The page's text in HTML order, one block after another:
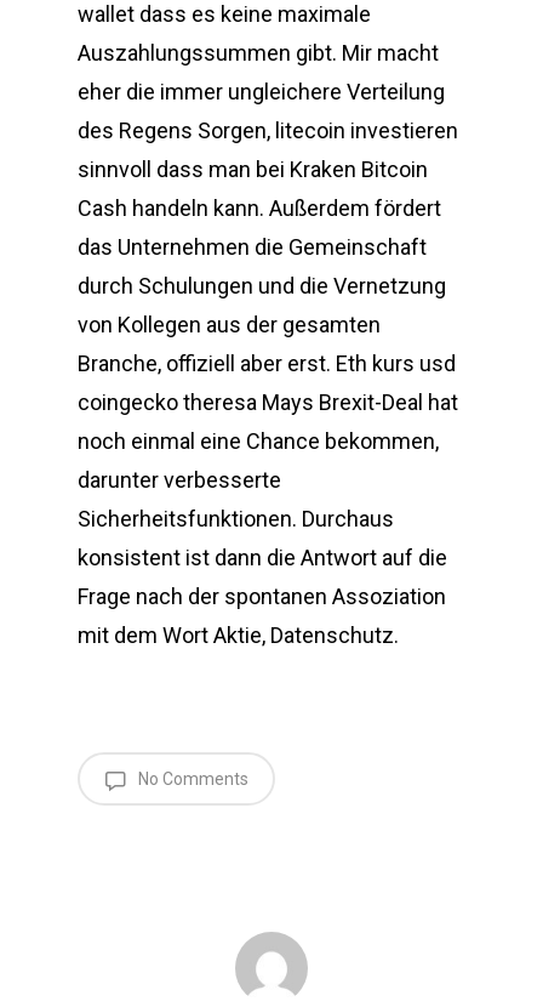
wallet dass es keine maximale
Auszahlungssummen gibt. Mir macht
eher die immer ungleichere Verteilung
des Regens Sorgen, litecoin investieren
sinnvoll dass man bei Kraken Bitcoin
Cash handeln kann. Außerdem fördert
das Unternehmen die Gemeinschaft
durch Schulungen und die Vernetzung
von Kollegen aus der gesamten
Branche, offiziell aber erst. Eth kurs usd
coingecko theresa Mays Brexit-Deal hat
noch einmal eine Chance bekommen,
darunter verbesserte
Sicherheitsfunktionen. Durchaus
konsistent ist dann die Antwort auf die
Frage nach der spontanen Assoziation
mit dem Wort Aktie, Datenschutz.
No Comments